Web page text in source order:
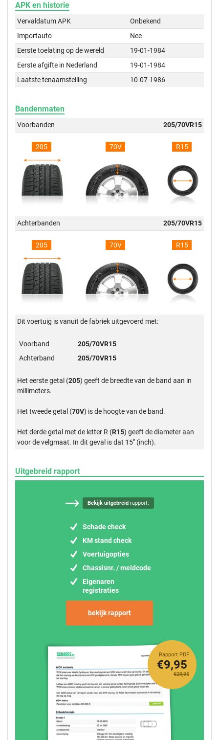
APK en historie
Vervaldatum APK
Onbekend
Importauto
Nee
Eerste toelating op de wereld
19-01-1984
Eerste afgifte in Nederland
19-01-1984
Laatste tenaamstelling
10-07-1986
Bandenmaten
Voorbanden 205/70VR15
205 70V R15
Achterbanden 205/70VR15
205 70V R15
Dit voertuig is vanuit de fabriek uitgevoerd met:
Voorband
205/70VR15
Achterband
205/70VR15
Het eerste getal (205) geeft de breedte van de band aan in
millimeters.
Het tweede getal (70V) is de hoogte van de band.
Het derde getal met de letter R (R15) geeft de diameter aan
voor de velgmaat. In dit geval is dat 15" (inch).
Uitgebreid rapport
Bekijk uitgebreidrapport:
Schade check
KM stand check
Voertuigopties
Chassisnr. / meldcode
Eigenaren
registraties
bekijk rapport
Rapport PDF
€29,95
€9,95